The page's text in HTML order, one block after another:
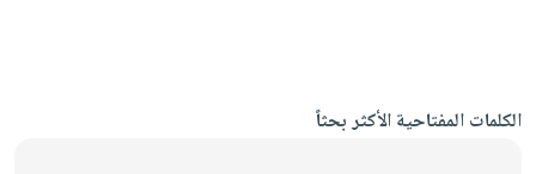
الكلمات المفتاحية الأكثر بحثاً